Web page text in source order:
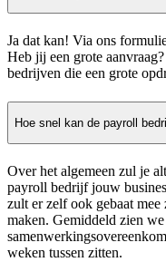
Ja dat kan! Via ons
Heb jij een grote
bedrijven die een grote
Hoe snel kan de payroll
Over het algemeen zul je
payroll bedrijf jouw
zult er zelf ook gebaat
maken. Gemiddeld zien we
weken tussen zitten.